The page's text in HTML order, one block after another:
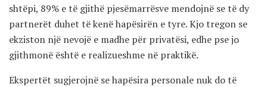
shtëpi, 89% e të gjithë pjesëmarrësve mendojnë se të dy
partnerët duhet të kenë hapësirën e tyre. Kjo tregon se
ekziston një nevojë e madhe për privatësi, edhe pse jo
gjithmonë është e realizueshme në praktikë.
Ekspertët sugjerojnë se hapësira personale nuk do të